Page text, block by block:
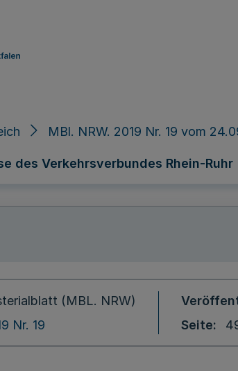
MBl. NRW. 2019 Nr. 19 vom
des Verkehrsverbundes Rhein-
(MBL. NRW)
Nr. 19
Seite